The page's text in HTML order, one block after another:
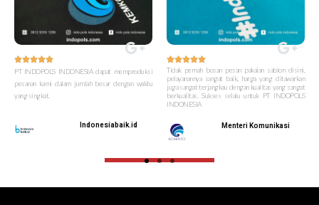

PT INDOPOLS INDONESIA dapat memproduksi
pesanan kami dalam jumlah besar dengan waktu
yang singkat.
Indonesiabaik.id

Tidak pernah bosan pesan pakaian sablon disini,
pelayanannya sangat baik, harga yang ditawarkan
juga sangat terjangkau dengan kualitas yang sangat
berkualitas. Sukses selalu untuk PT INDOPOLS
INDONESIA
Menteri Komunikasi